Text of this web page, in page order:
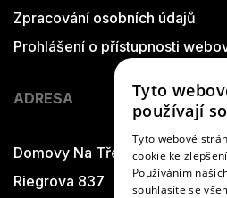
Zpracování osobních údajů
Prohlášení o přístupnosti
ADRESA
Domovy Na Třešňovce
Riegrova 837
Tyto
používají
Tyto webové
cookie ke
Používáním
souhlasíte se